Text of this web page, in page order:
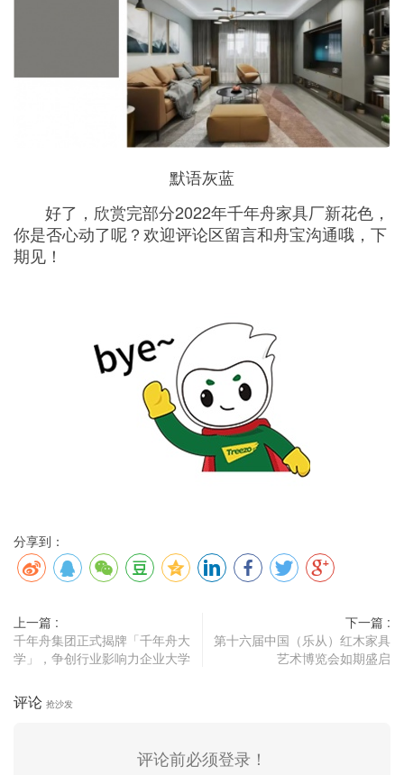
默语灰蓝
好了，欣赏完部分2022年千年舟家具厂新花色，
你是否心动了呢？欢迎评论区留言和舟宝沟通哦，下
期见！
分享到：
上一篇 :
千年舟集团正式揭牌「千年舟大
学」，争创行业影响力企业大学
下一篇 :
第十六届中国（乐从）红木家具
艺术博览会如期盛启
评论 抢沙发
评论前必须登录！